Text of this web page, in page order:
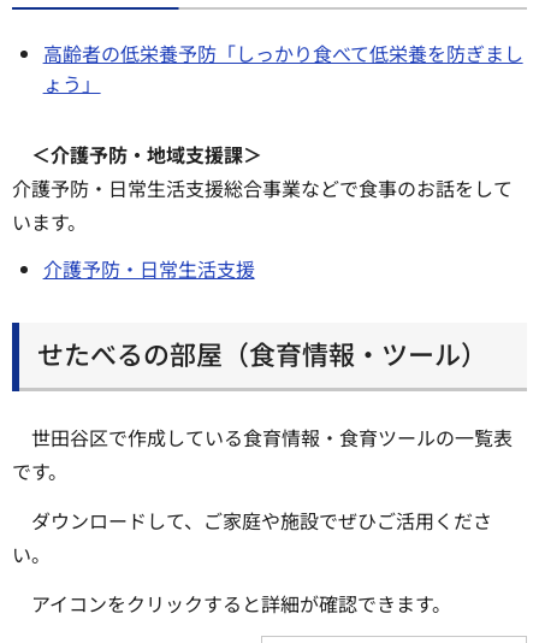
高齢者の低栄養予防「しっかり食べて低栄養を防ぎまし
ょう」
＜介護予防・地域支援課＞
介護予防・日常生活支援総合事業などで食事のお話をして
います。
介護予防・日常生活支援
せたべるの部屋（食育情報・ツール）
世田谷区で作成している食育情報・食育ツールの一覧表
です。
ダウンロードして、ご家庭や施設でぜひご活用くださ
い。
アイコンをクリックすると詳細が確認できます。